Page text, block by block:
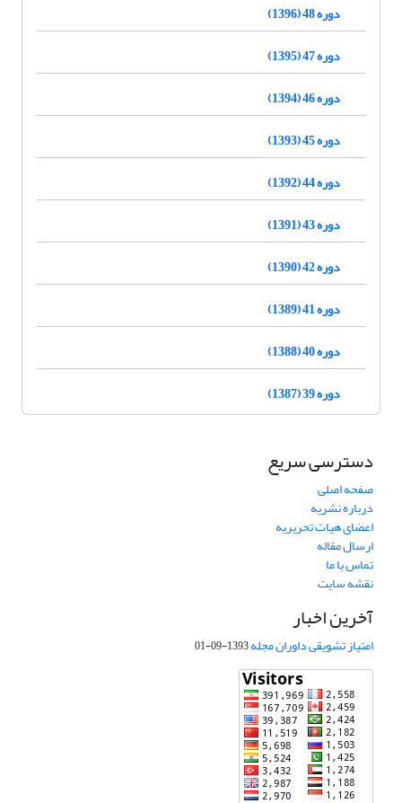
دوره 48 (1396)
دوره 47 (1395)
دوره 46 (1394)
دوره 45 (1393)
دوره 44 (1392)
دوره 43 (1391)
دوره 42 (1390)
دوره 41 (1389)
دوره 40 (1388)
دوره 39 (1387)
دسترسی سریع
صفحه اصلی
درباره نشریه
اعضای هیات تحریریه
ارسال مقاله
تماس با ما
نقشه سایت
آخرین اخبار
امتیاز تشویقی داوران مجله1393-09-01